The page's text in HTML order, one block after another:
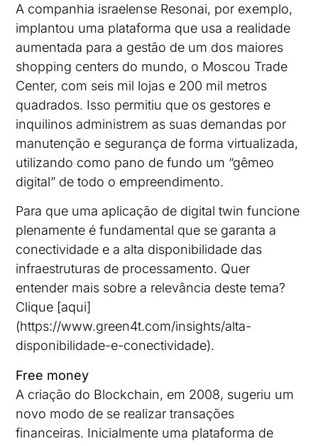
A companhia israelense Resonai, por exemplo,
implantou uma plataforma que usa a realidade
aumentada para a gestão de um dos maiores
shopping centers do mundo, o Moscou Trade
Center, com seis mil lojas e 200 mil metros
quadrados. Isso permitiu que os gestores e
inquilinos administrem as suas demandas por
manutenção e segurança de forma virtualizada,
utilizando como pano de fundo um “gêmeo
digital” de todo o empreendimento.
Para que uma aplicação de digital twin funcione
plenamente é fundamental que se garanta a
conectividade e a alta disponibilidade das
infraestruturas de processamento. Quer
entender mais sobre a relevância deste tema?
Clique [aqui]
(https://www.green4t.com/insights/alta-
disponibilidade-e-conectividade).
Free money
A criação do Blockchain, em 2008, sugeriu um
novo modo de se realizar transações
financeiras. Inicialmente uma plataforma de